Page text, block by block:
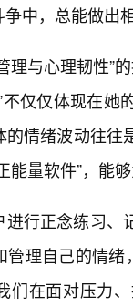
中，总能做出
理与心理韧性”
不仅仅体现在
情绪波动往
能量软件”，能
进行正念练习
理自己的情
们在面对压力